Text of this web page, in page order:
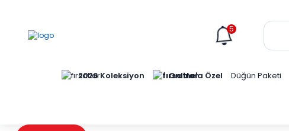
5
2026 Koleksiyon Online'a Özel Düğün Paketi